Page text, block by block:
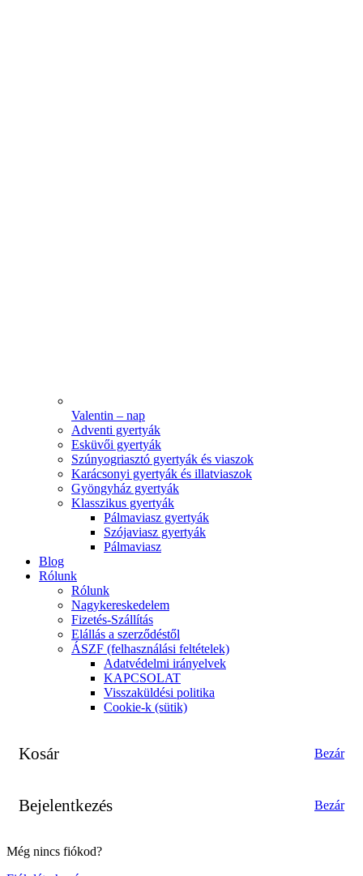
Valentin – nap
Adventi gyertyák
Esküvői gyertyák
Szúnyogriasztó gyertyák és viaszok
Karácsonyi gyertyák és illatviaszok
Gyöngyház gyertyák
Klasszikus gyertyák
Pálmaviasz gyertyák
Szójaviasz gyertyák
Pálmaviasz
Blog
Rólunk
Rólunk
Nagykereskedelem
Fizetés-Szállítás
Elállás a szerződéstől
ÁSZF (felhasználási feltételek)
Adatvédelmi irányelvek
KAPCSOLAT
Visszaküldési politika
Cookie-k (sütik)
Kosár Bezár
Bejelentkezés Bezár
Még nincs fiókod?